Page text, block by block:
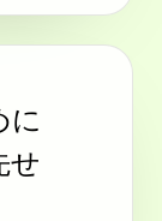
に
せ